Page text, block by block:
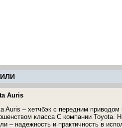
Auris
Auris – хетчбэк с передним
класса С компании Toyota.
– надежность и практичность в